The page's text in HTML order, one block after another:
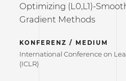
Optimizing (L0,L1)-
Gradient Methods
KONFERENZ / MEDIUM
International Conference on
(ICLR)